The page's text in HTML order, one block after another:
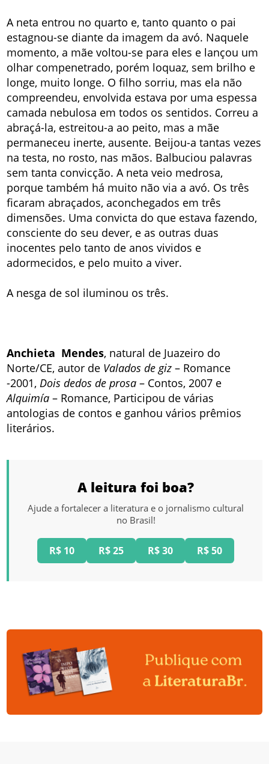
A neta entrou no quarto e, tanto quanto o pai
estagnou-se diante da imagem da avó. Naquele
momento, a mãe voltou-se para eles e lançou um
olhar compenetrado, porém loquaz, sem brilho e
longe, muito longe. O filho sorriu, mas ela não
compreendeu, envolvida estava por uma espessa
camada nebulosa em todos os sentidos. Correu a
abraçá-la, estreitou-a ao peito, mas a mãe
permaneceu inerte, ausente. Beijou-a tantas vezes
na testa, no rosto, nas mãos. Balbuciou palavras
sem tanta convicção. A neta veio medrosa,
porque também há muito não via a avó. Os três
ficaram abraçados, aconchegados em três
dimensões. Uma convicta do que estava fazendo,
consciente do seu dever, e as outras duas
inocentes pelo tanto de anos vividos e
adormecidos, e pelo muito a viver.
A nesga de sol iluminou os três.
Anchieta Mendes, natural de Juazeiro do
Norte/CE, autor de Valados de giz – Romance
-2001,Dois dedos de prosa – Contos, 2007 e
Alquimía – Romance, Participou de várias
antologias de contos e ganhou vários prêmios
literários.
A leitura foi boa?
Ajude a fortalecer a literatura e o jornalismo cultural
no Brasil!
R$ 10 R$ 25 R$ 30 R$ 50